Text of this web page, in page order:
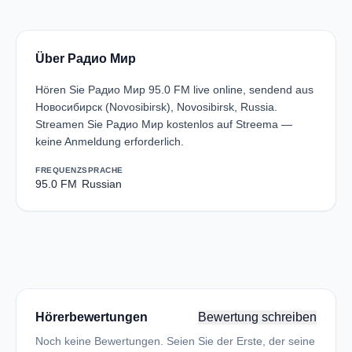
Über Радио Мир
Hören Sie Радио Мир 95.0 FM live online, sendend aus
Новосибирск (Novosibirsk), Novosibirsk, Russia.
Streamen Sie Радио Мир kostenlos auf Streema —
keine Anmeldung erforderlich.
FREQUENZ
95.0 FM
SPRACHE
Russian
Hörerbewertungen Bewertung schreiben
Noch keine Bewertungen. Seien Sie der Erste, der seine